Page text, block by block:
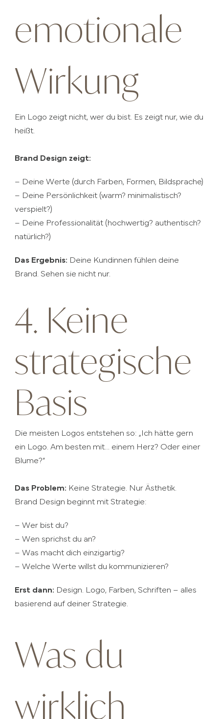
emotionale
Wirkung
Ein Logo zeigt nicht, wer du bist. Es zeigt nur, wie du
heißt.
Brand Design zeigt:
– Deine Werte (durch Farben, Formen, Bildsprache)
– Deine Persönlichkeit (warm? minimalistisch?
verspielt?)
– Deine Professionalität (hochwertig? authentisch?
natürlich?)
Das Ergebnis: Deine Kundinnen fühlen deine
Brand. Sehen sie nicht nur.
4. Keine
strategische
Basis
Die meisten Logos entstehen so: „Ich hätte gern
ein Logo. Am besten mit… einem Herz? Oder einer
Blume?“
Das Problem: Keine Strategie. Nur Ästhetik.
Brand Design beginnt mit Strategie:
– Wer bist du?
– Wen sprichst du an?
– Was macht dich einzigartig?
– Welche Werte willst du kommunizieren?
Erst dann: Design. Logo, Farben, Schriften – alles
basierend auf deiner Strategie.
Was du
wirklich